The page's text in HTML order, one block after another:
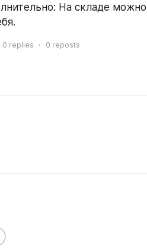
На складе
0 replies 0 reposts